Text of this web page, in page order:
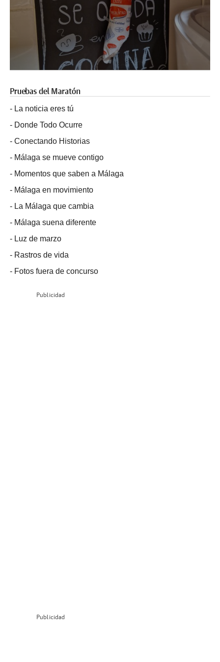
Pruebas del Maratón
- La noticia eres tú
- Donde Todo Ocurre
- Conectando Historias
- Málaga se mueve contigo
- Momentos que saben a Málaga
- Málaga en movimiento
- La Málaga que cambia
- Málaga suena diferente
- Luz de marzo
- Rastros de vida
- Fotos fuera de concurso
Publicidad
Publicidad